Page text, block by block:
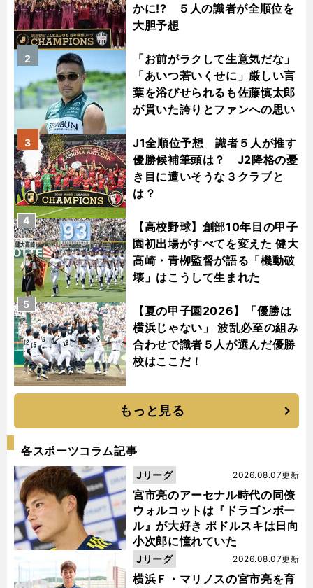
かに!? ５人の識者が全順位を
大胆予想
「お前がラクして生意気だな」
「あいつ若いくせに」厳しい言
葉を浴びせられるも佐藤慎太郎
が貫いた誇りとファンへの思い
2
J1全順位予想 識者５人が推す
優勝候補筆頭は？ J2降格の憂
き目に遭いそうな３クラブと
は？
3
【高校野球】創部10年目の甲子
園初出場がすべてを変えた 健大
高崎・青栁監督が語る「機動破
壊」はこうして生まれた
4
【夏の甲子園2026】「優勝は
横浜じゃない」 波乱必至の組み
合わせで識者５人が選んだ優勝
校はここだ！
5
もっと見る
各スポーツコラム記事
宮市亮のアーセナル時代の同僚
ウォルコットは『ドラゴンボー
ル』が大好き ポドルスキは日向
小次郎に憧れていた
2026.08.07更新
Jリーグ
横浜Ｆ・マリノスの宮市亮を育
2026.08.07更新
Jリーグ